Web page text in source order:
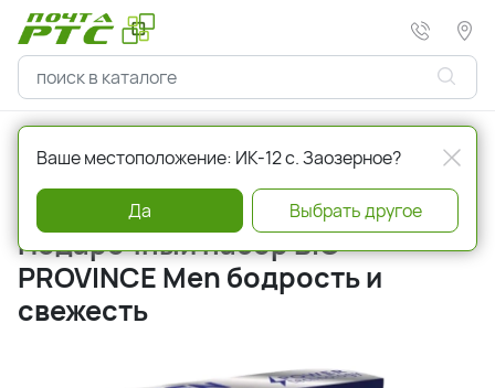
Главная Красота и здоровье Крема
Артикул 4602984028375
Подарочный набор BIO
PROVINCE Men бодрость и
свежесть
Ваше местоположение: ИК-12 с. Заозерное?
Да Выбрать другое